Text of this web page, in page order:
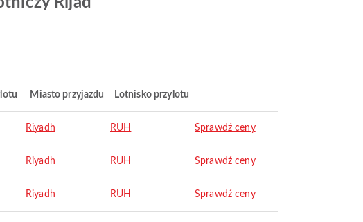
Miasto przyjazdu Lotnisko przylotu
Riyadh RUH Sprawdź ceny
Riyadh RUH Sprawdź ceny
Riyadh RUH Sprawdź ceny